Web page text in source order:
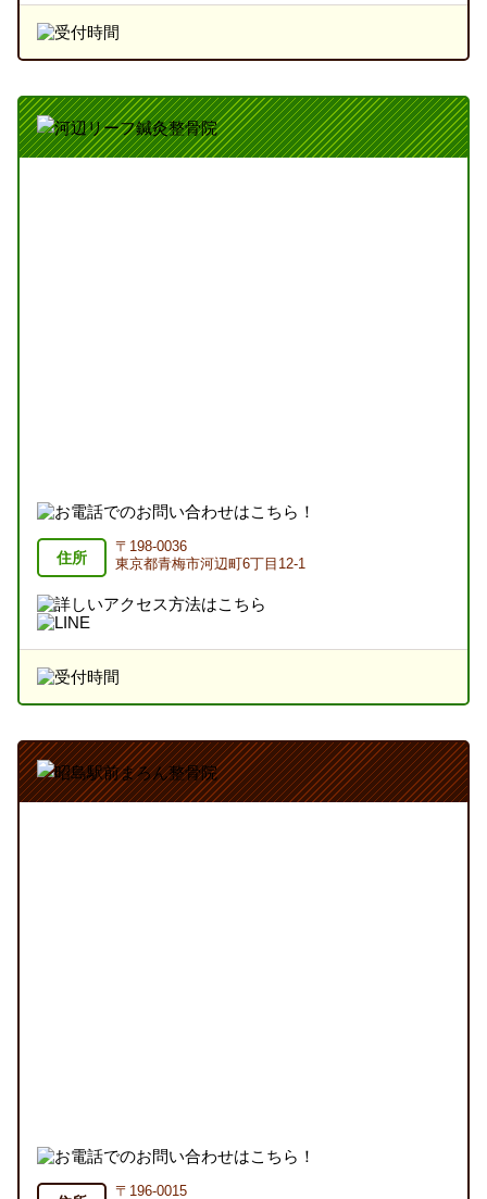
住所
〒198-0036
東京都青梅市河辺町6丁目12-1
〒196-0015